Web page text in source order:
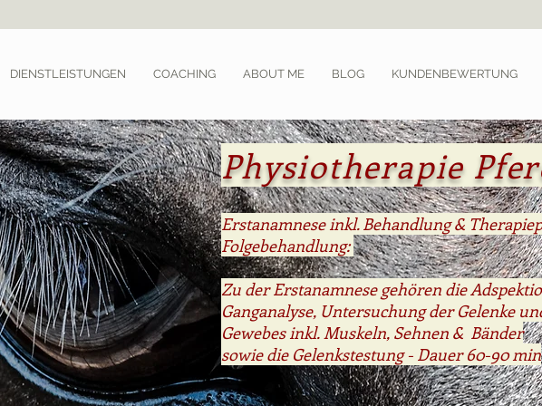
DIENSTLEISTUNGEN COACHING ABOUT ME BLOG KUNDENBEWERTUNG
Physiotherapie
Erstanamnese inkl. Behandlung &
Folgebehandlung:
Zu der Erstanamnese gehören die
Ganganalyse, Untersuchung der Gelenke
Gewebes inkl.Muskeln, Sehnen & Bänder
sowie die Gelenkstestung - Dauer 60-90 min